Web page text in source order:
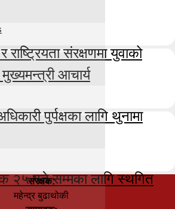
राष्ट्रियता संरक्षणमा युवाको
मुख्यमन्त्री आचार्य
पुर्पक्षका लागि थुनामा
२५ गते सम्मका लागि स्थगित
संरक्षक:
महेन्द्र बुढाथोकी